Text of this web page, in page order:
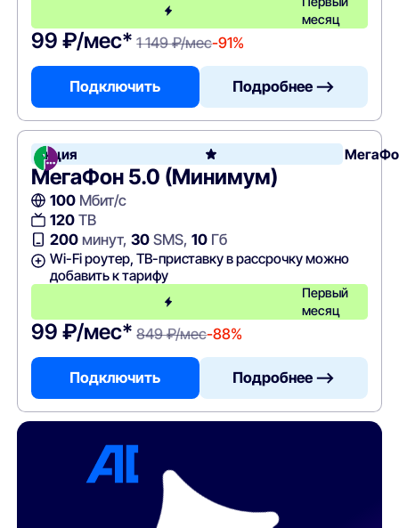
месяц
99 ₽/мес* 1 149 ₽/мес-91%
Подключить Подробнее —>
Акция
МегаФон 5.0 (Минимум)
100Мбит/с
120ТВ
200минут, 30SMS, 10Гб
Wi-Fi роутер, ТВ-приставку в рассрочку можно
добавить к тарифу
Первый
месяц
99 ₽/мес* 849 ₽/мес-88%
Подключить Подробнее —>